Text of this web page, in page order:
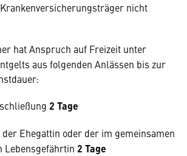
nicht
hat Anspruch auf Freizeit unter
aus folgenden Anlässen bis zur
2 Tage
Ehegattin oder der im gemeinsamen
Lebensgefährtin 2 Tage